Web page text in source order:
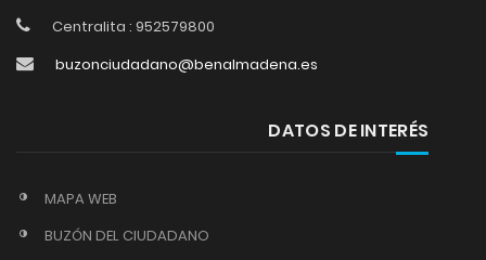
Centralita : 952579800
buzonciudadano@benalmadena.es
DATOS DE INTERÉS
MAPA WEB
BUZÓN DEL CIUDADANO